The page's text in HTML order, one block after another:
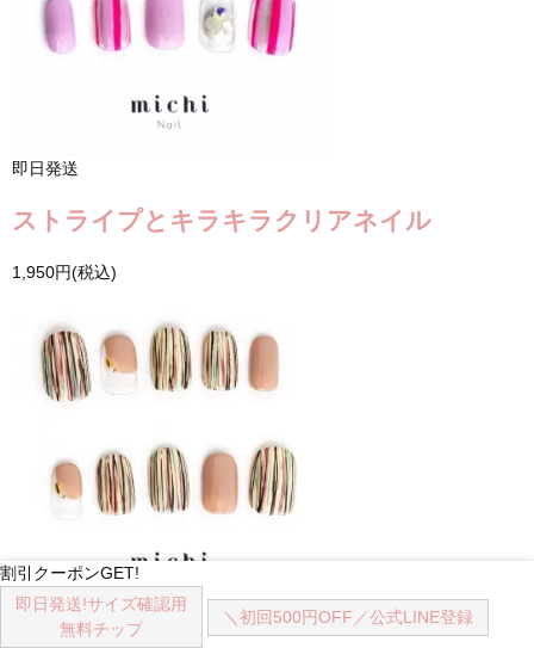
即日発送
ストライプとキラキラクリアネイル
1,950円(税込)
割引クーポンGET!
即日発送!サイズ確認用
無料チップ
＼初回500円OFF／公式LINE登録